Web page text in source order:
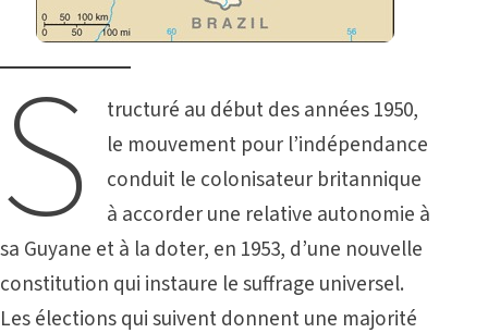
S
tructuré au début des années 1950,
le mouvement pour l’indépendance
conduit le colonisateur britannique
à accorder une relative autonomie à
sa Guyane et à la doter, en 1953, d’une nouvelle
constitution qui instaure le suffrage universel.
Les élections qui suivent donnent une majorité